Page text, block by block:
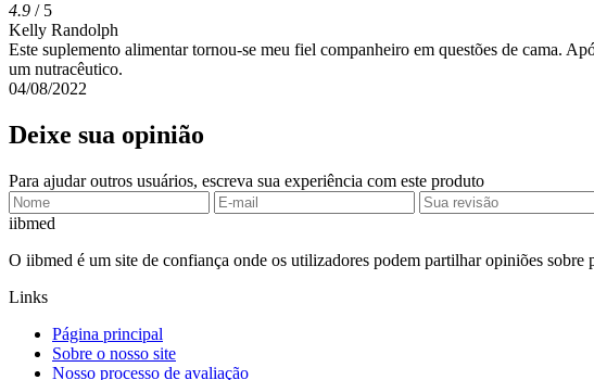
4.9 / 5
Kelly Randolph
Este suplemento alimentar tornou-se meu fiel companheiro em questões de cama.
um nutracêutico.
04/08/2022
Deixe sua opinião
Para ajudar outros usuários, escreva sua experiência com este produto
iibmed
O iibmed é um site de confiança onde os utilizadores podem partilhar opiniões
Links
Página principal
Sobre o nosso site
Nosso processo de avaliação